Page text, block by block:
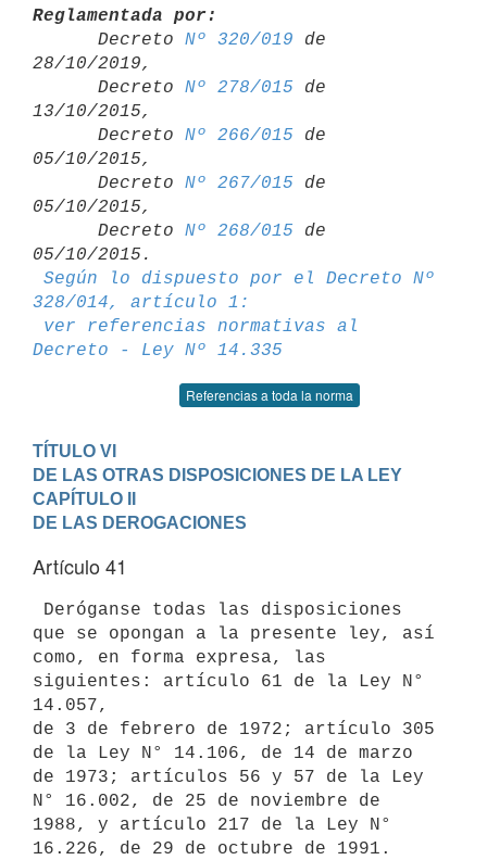
Reglamentada por:
Decreto Nº 320/019 de
28/10/2019,
      Decreto
Nº 278/015 de
13/10/2015,
      Decreto
Nº 266/015 de
05/10/2015,
      Decreto
Nº 267/015 de
05/10/2015,
      Decreto
Nº 268/015 de
05/10/2015.
Según lo dispuesto por el Decreto Nº
328/014, artículo 1:
ver referencias normativas al
Decreto - Ley Nº 14.335
Referencias a toda la norma
TÍTULO VI
DE LAS OTRAS DISPOSICIONES DE LA LEY
CAPÍTULO II
DE LAS DEROGACIONES
Artículo 41
que se opongan a la presente ley, así
como, en forma expresa, las
siguientes: artículo 61 de la Ley N°
14.057,
de 3 de febrero de 1972; artículo 305
de la Ley N° 14.106, de 14 de marzo
de 1973; artículos 56 y 57 de la Ley
N° 16.002, de 25 de noviembre de
1988, y artículo 217 de la Ley N°